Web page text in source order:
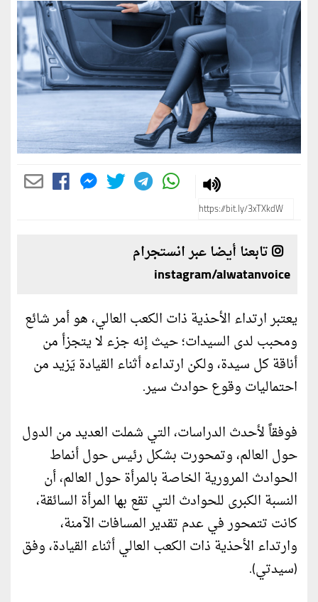
تابعنا أيضا عبر انستجرام
instagram/alwatanvoice
يعتبر ارتداء الأحذية ذات الكعب العالي، هو أمر شائع
ومحبب لدى السيدات؛ حيث إنه جزء لا يتجزأ من
أناقة كل سيدة، ولكن ارتداءه أثناء القيادة يَزيد من
احتماليات وقوع حوادث سير.
فوفقاً لأحدث الدراسات، التي شملت العديد من الدول
حول العالم، وتمحورت بشكل رئيس حول أنماط
الحوادث المرورية الخاصة بالمرأة حول العالم، أن
النسبة الكبرى للحوادث التي تقع بها المرأة السائقة،
كانت تتمحور في عدم تقدير المسافات الآمنة،
وارتداء الأحذية ذات الكعب العالي أثناء القيادة، وفق
(سيدتي).